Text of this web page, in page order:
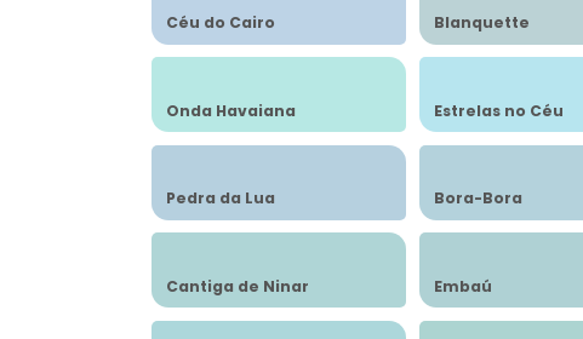
Céu do Cairo Blanquette
Onda Havaiana Estrelas no Céu
Pedra da Lua Bora-Bora
Cantiga de Ninar Embaú